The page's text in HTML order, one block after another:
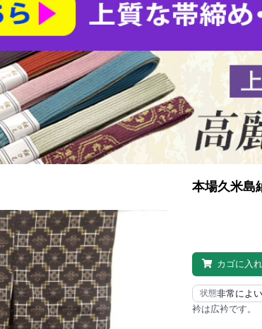
本場久米島
カゴに入
状態非常によい
衿は広衿です。